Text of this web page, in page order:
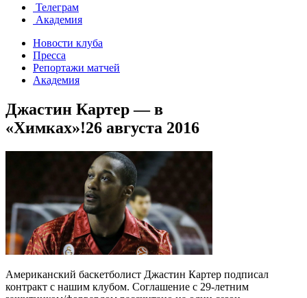
Телеграм
Академия
Новости клуба
Пресса
Репортажи матчей
Академия
Джастин Картер — в
«Химках»!26 августа 2016
Американский баскетболист Джастин Картер подписал
контракт с нашим клубом. Соглашение с 29-летним